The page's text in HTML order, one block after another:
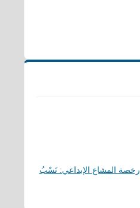
رخصة المشاع الإبداعي: نَسْبُ